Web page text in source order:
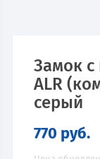
Замок
ALR
серый
770 руб.